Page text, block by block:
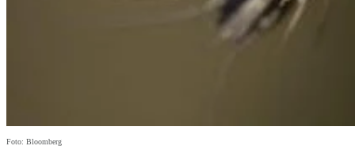
Foto: Bloomberg